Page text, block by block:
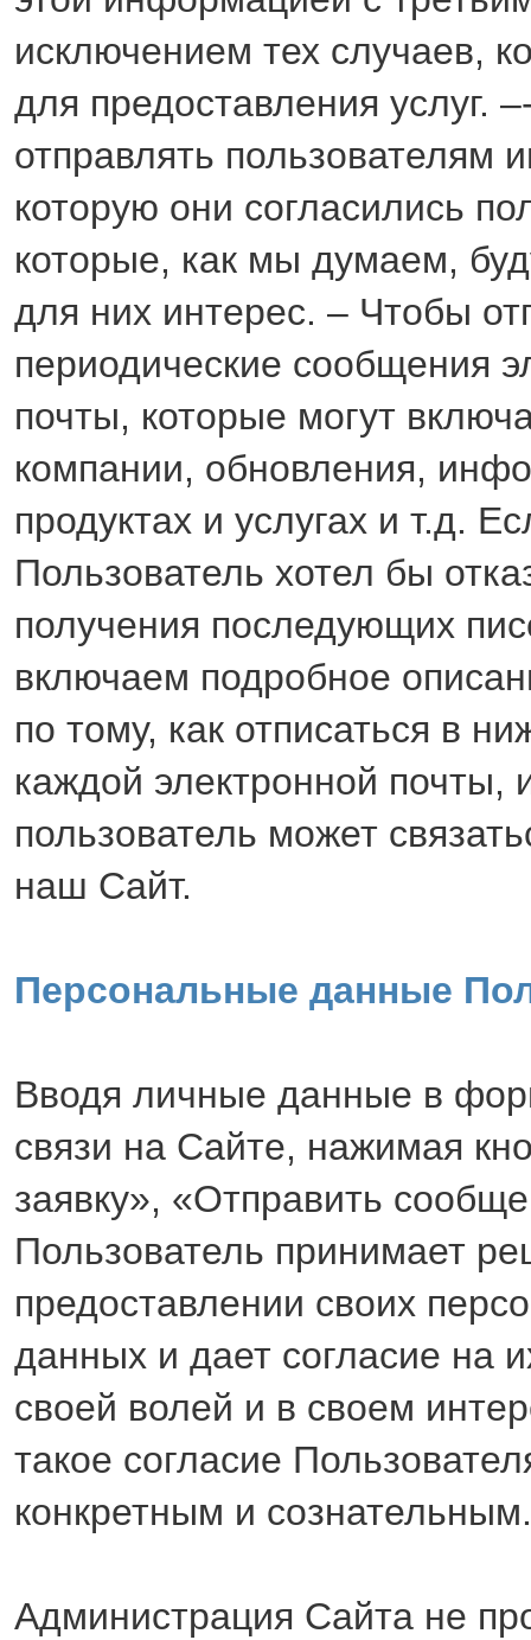
исключением тех случаев,
для предоставления услуг.
отправлять пользователям
которую они согласились
которые, как мы думаем,
для них интерес. – Чтобы
периодические сообщения
почты, которые могут
компании, обновления,
продуктах и услугах и т.д.
Пользователь хотел бы
получения последующих
включаем подробное
по тому, как отписаться в
каждой электронной почты,
пользователь может
наш Сайт.
Персональные данные
Вводя личные данные в
связи на Сайте, нажимая
заявку», «Отправить
Пользователь принимает
предоставлении своих
данных и дает согласие на
своей волей и в своем
такое согласие
конкретным и сознательным.
Администрация Сайта не